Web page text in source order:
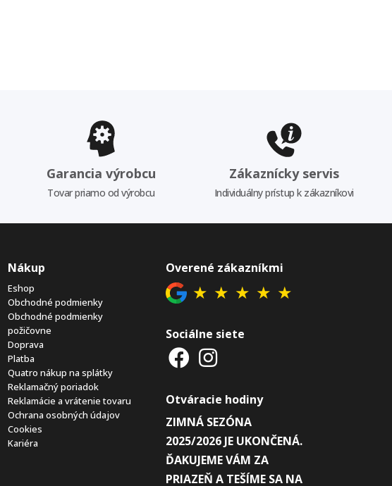
Garancia výrobcu
Tovar priamo od výrobcu
Zákaznícky servis
Individuálny prístup k zákazníkovi
Nákup
Eshop
Obchodné podmienky
Obchodné podmienky
požičovne
Doprava
Platba
Quatro nákup na splátky
Reklamačný poriadok
Reklamácie a vrátenie tovaru
Ochrana osobných údajov
Cookies
Kariéra
Overené zákazníkmi
★ ★ ★ ★ ★
Sociálne siete
Otváracie hodiny
ZIMNÁ SEZÓNA
2025/2026 JE UKONČENÁ.
ĎAKUJEME VÁM ZA
PRIAZEŇ A TEŠÍME SA NA